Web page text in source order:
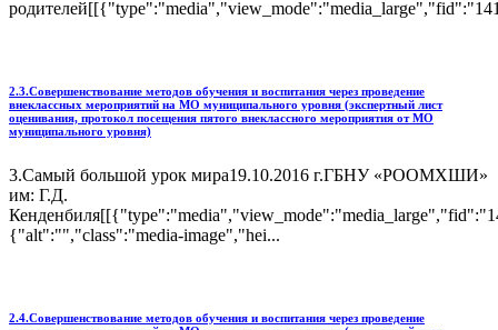
2.3.Совершенствование методов обучения и воспитания через проведение
внеклассных мероприятий на МО муниципального уровня (экспертный лист
оценивания, протокол посещения пятого внеклассного мероприятия от МО
муниципального уровня)
3.Самый большой урок мира19.10.2016 г.ГБНУ «РООМХШИ»
им: Г.Д.
{"alt":"","class":"media-image","hei...
2.4.Совершенствование методов обучения и воспитания через проведение